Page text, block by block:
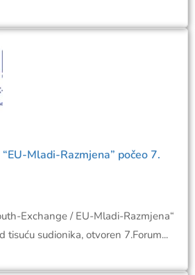
Mladi-Razmjena” počeo 7.
Exchange / EU-Mladi-Razmjena“
tisuću sudionika, otvoren 7.Forum...